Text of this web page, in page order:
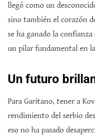
llegó como un
sino también el corazón
se ha ganado la
un pilar fundamental en
Un futuro
Para Garitano, tener a
rendimiento del serbio
eso no ha pasado